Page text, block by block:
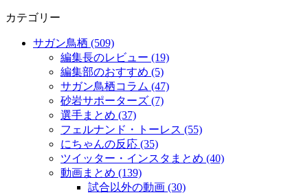
カテゴリー
サガン鳥栖 (509)
編集長のレビュー (19)
編集部のおすすめ (5)
サガン鳥栖コラム (47)
砂岩サポーターズ (7)
選手まとめ (37)
フェルナンド・トーレス (55)
にちゃんの反応 (35)
ツイッター・インスタまとめ (40)
動画まとめ (139)
試合以外の動画 (30)